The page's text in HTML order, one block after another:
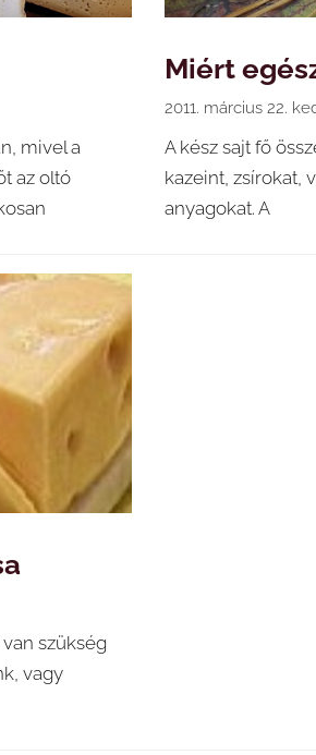
mivel a
az oltó
Miért
2011. március 22.
A kész sajt fő
kazeint, zsírokat,
anyagokat. A
szükség
vagy